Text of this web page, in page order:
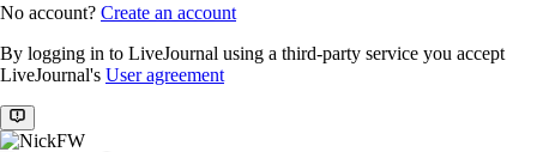
No account? Create an account
By logging in to LiveJournal using a third-party service you accept
LiveJournal's User agreement